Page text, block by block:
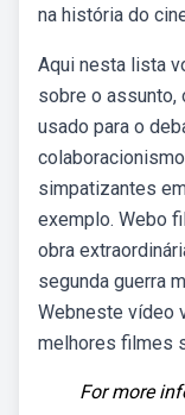
na história do
Aqui nesta lista
sobre o
usado para o
simpatizantes
exemplo. Webo
obra
segunda guerra
Webneste vídeo
melhores filmes
For more